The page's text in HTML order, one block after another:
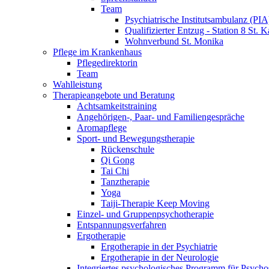
Team
Psychiatrische Institutsambulanz
Qualifizierter Entzug - Station 8 St.
Wohnverbund St. Monika
Pflege im Krankenhaus
Pflegedirektorin
Team
Wahlleistung
Therapieangebote und Beratung
Achtsamkeitstraining
Angehörigen-, Paar- und Familiengespräche
Aromapflege
Sport- und Bewegungstherapie
Rückenschule
Qi Gong
Tai Chi
Tanztherapie
Yoga
Taiji-Therapie Keep Moving
Einzel- und Gruppenpsychotherapie
Entspannungsverfahren
Ergotherapie
Ergotherapie in der Psychiatrie
Ergotherapie in der Neurologie